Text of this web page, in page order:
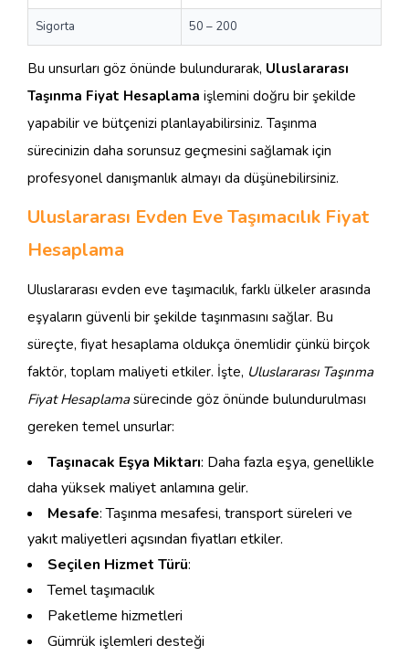
Sigorta 50 – 200
Bu unsurları göz önünde bulundurarak, Uluslararası
Taşınma Fiyat Hesaplama işlemini doğru bir şekilde
yapabilir ve bütçenizi planlayabilirsiniz. Taşınma
sürecinizin daha sorunsuz geçmesini sağlamak için
profesyonel danışmanlık almayı da düşünebilirsiniz.
Uluslararası Evden Eve Taşımacılık Fiyat
Hesaplama
Uluslararası evden eve taşımacılık, farklı ülkeler arasında
eşyaların güvenli bir şekilde taşınmasını sağlar. Bu
süreçte, fiyat hesaplama oldukça önemlidir çünkü birçok
faktör, toplam maliyeti etkiler. İşte, Uluslararası Taşınma
Fiyat Hesaplamasürecinde göz önünde bulundurulması
gereken temel unsurlar:
Taşınacak Eşya Miktarı: Daha fazla eşya, genellikle
daha yüksek maliyet anlamına gelir.
Mesafe: Taşınma mesafesi, transport süreleri ve
yakıt maliyetleri açısından fiyatları etkiler.
Seçilen Hizmet Türü:
Temel taşımacılık
Paketleme hizmetleri
Gümrük işlemleri desteği